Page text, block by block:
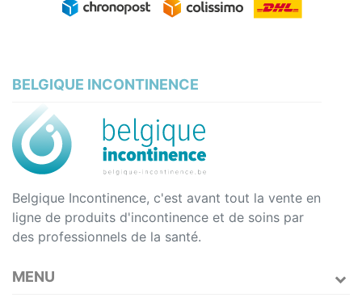
BELGIQUE INCONTINENCE
Belgique Incontinence, c'est avant tout la vente en
ligne de produits d'incontinence et de soins par
des professionnels de la santé.
MENU